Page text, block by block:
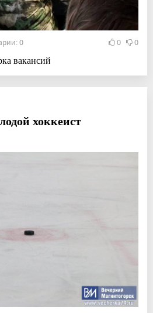
0 0 0
вакансий
хоккеист